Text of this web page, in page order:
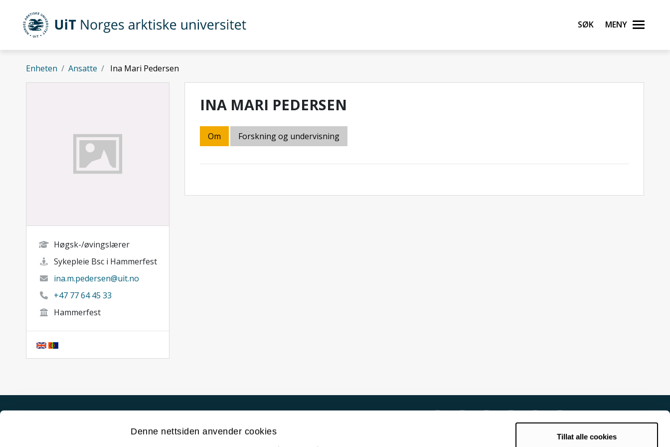
Denne nettsiden anvender cookies
Tillat alle cookies
Gå til hovedinnhold
UiT Norges arktiske universitet Søk Meny
Enheten Ansatte Ina Mari Pedersen
Høgsk-/øvingslærer
Sykepleie Bsc i Hammerfest
ina.m.pedersen@uit.no
+47 77 64 45 33
Hammerfest
INA MARI PEDERSEN
Om Forskning og undervisning
For media